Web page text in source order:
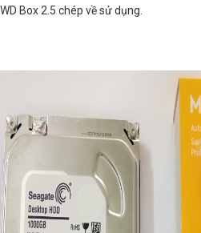
WD Box 2.5 chép về sử dụng.